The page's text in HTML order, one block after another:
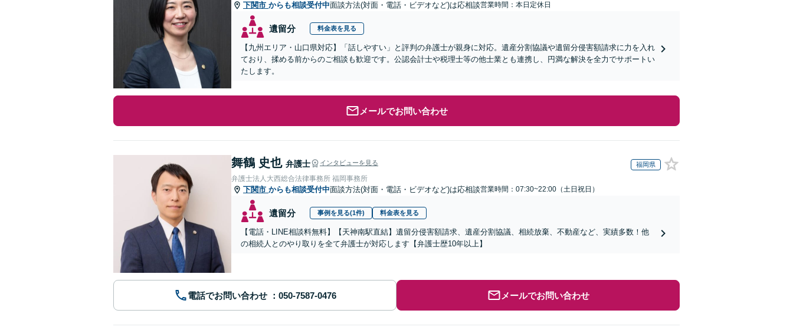
下関市 からも相談受付中面談方法(対面・電話・ビデオなど)は応相談営業時間：本日定休日
遺留分 料金表を見る
【九州エリア・山口県対応】「話しやすい」と評判の弁護士が親身に対応。遺産分割協議や遺留分侵害額請求に力を入れ
ており、揉める前からのご相談も歓迎です。公認会計士や税理士等の他士業とも連携し、円満な解決を全力でサポートい
たします。
メールでお問い合わせ
舞鶴 史也 弁護士 インタビューを見る 福岡県
弁護士法人大西総合法律事務所 福岡事務所
下関市 からも相談受付中面談方法(対面・電話・ビデオなど)は応相談営業時間：07:30~22:00（土日祝日）
遺留分 事例を見る(1件) 料金表を見る
【電話・LINE相談料無料】【天神南駅直結】遺留分侵害額請求、遺産分割協議、相続放棄、不動産など、実績多数！他
の相続人とのやり取りを全て弁護士が対応します【弁護士歴10年以上】
電話でお問い合わせ メールでお問い合わせ